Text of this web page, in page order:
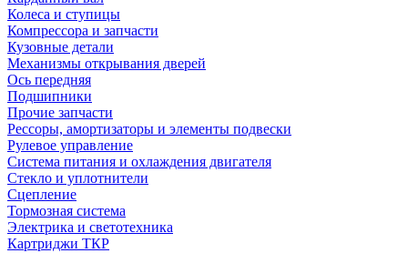
Колеса и ступицы
Компрессора и запчасти
Кузовные детали
Механизмы открывания дверей
Ось передняя
Подшипники
Прочие запчасти
Рессоры, амортизаторы и элементы подвески
Рулевое управление
Система питания и охлаждения двигателя
Стекло и уплотнители
Сцепление
Тормозная система
Электрика и светотехника
Картриджи ТКР